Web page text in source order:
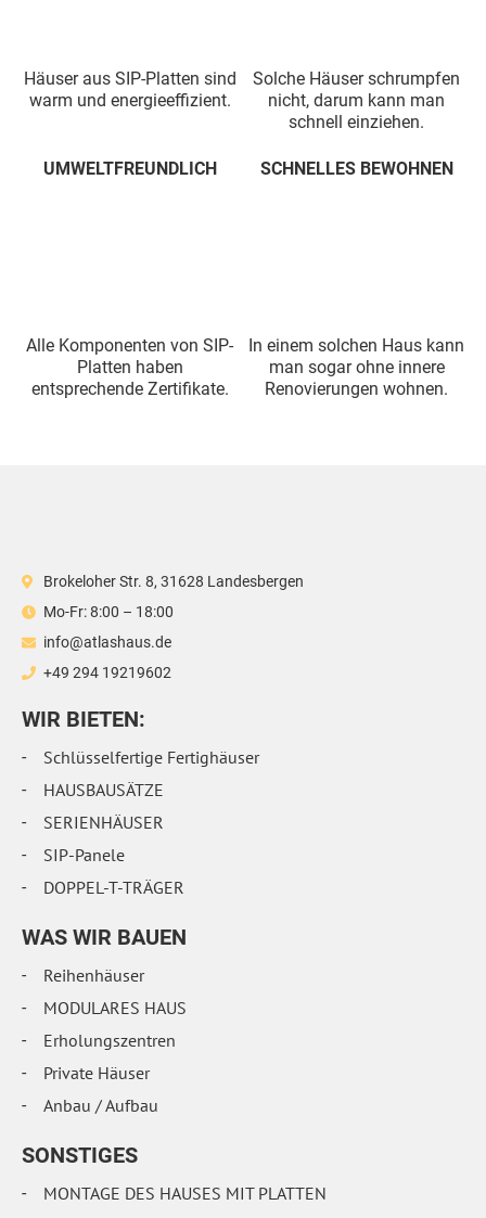
Häuser aus SIP-Platten sind
warm und energieeffizient.
Solche Häuser schrumpfen
nicht, darum kann man
schnell einziehen.
UMWELTFREUNDLICH
Alle Komponenten von SIP-
Platten haben
entsprechende Zertifikate.
SCHNELLES BEWOHNEN
In einem solchen Haus kann
man sogar ohne innere
Renovierungen wohnen.
Brokeloher Str. 8, 31628 Landesbergen
Mo-Fr: 8:00 – 18:00
info@atlashaus.de
+49 294 19219602
WIR BIETEN:
Schlüsselfertige Fertighäuser
HAUSBAUSÄTZE
SERIENHÄUSER
SIP-Panele
DOPPEL-T-TRÄGER
WAS WIR BAUEN
Reihenhäuser
MODULARES HAUS
Erholungszentren
Private Häuser
Anbau / Aufbau
SONSTIGES
MONTAGE DES HAUSES MIT PLATTEN